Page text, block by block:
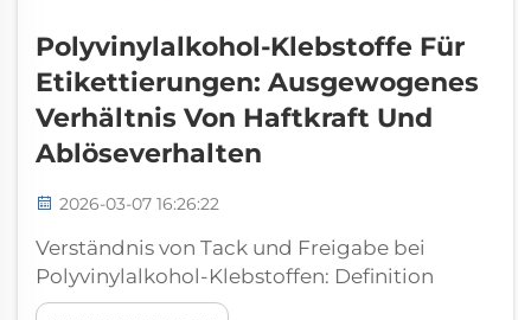
Polyvinylalkohol-Klebstoffe Für
Etikettierungen: Ausgewogenes
Verhältnis Von Haftkraft Und
Ablöseverhalten
2026-03-07 16:26:22
Verständnis von Tack und Freigabe bei
Polyvinylalkohol-Klebstoffen: Definition
zentraler Leistungskennwerte – Tack,